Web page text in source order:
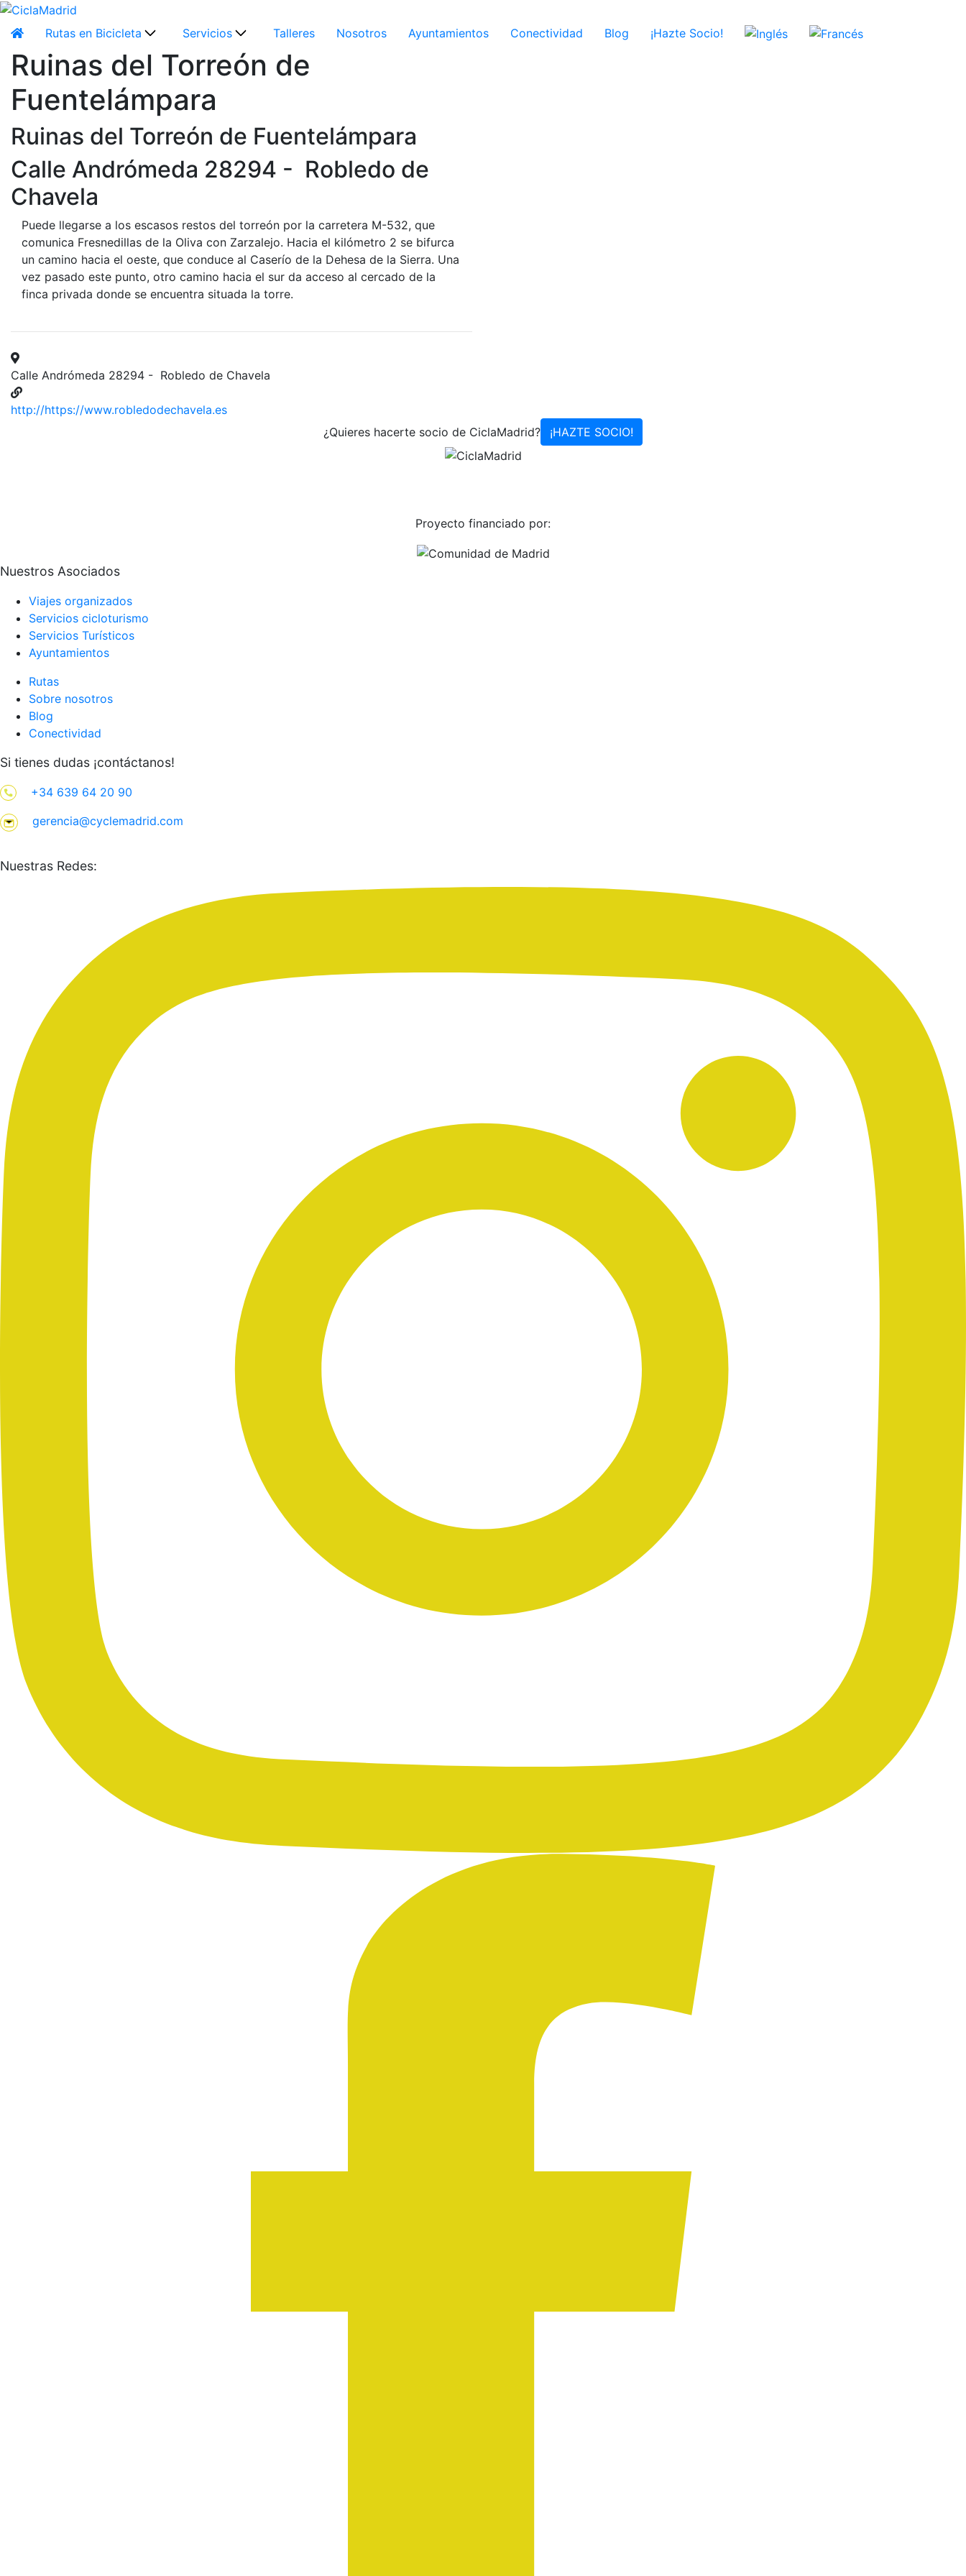
Rutas en Bicicleta Servicios Talleres Nosotros Ayuntamientos Conectividad Blog ¡Hazte Socio!
Ruinas del Torreón de
Fuentelámpara
Ruinas del Torreón de Fuentelámpara
Calle Andrómeda 28294 - Robledo de
Chavela
Puede llegarse a los escasos restos del torreón por la carretera M-532, que
comunica Fresnedillas de la Oliva con Zarzalejo. Hacia el kilómetro 2 se bifurca
un camino hacia el oeste, que conduce al Caserío de la Dehesa de la Sierra. Una
vez pasado este punto, otro camino hacia el sur da acceso al cercado de la
finca privada donde se encuentra situada la torre.
Calle Andrómeda 28294 - Robledo de Chavela
http://https://www.robledodechavela.es
¿Quieres hacerte socio de CiclaMadrid?
¡HAZTE SOCIO!
Proyecto financiado por:
Nuestros Asociados
Viajes organizados
Servicios cicloturismo
Servicios Turísticos
Ayuntamientos
Rutas
Sobre nosotros
Blog
Conectividad
Si tienes dudas ¡contáctanos!
+34 639 64 20 90
gerencia@cyclemadrid.com
Nuestras Redes: